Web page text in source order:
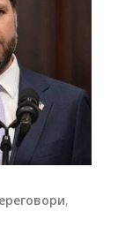
,